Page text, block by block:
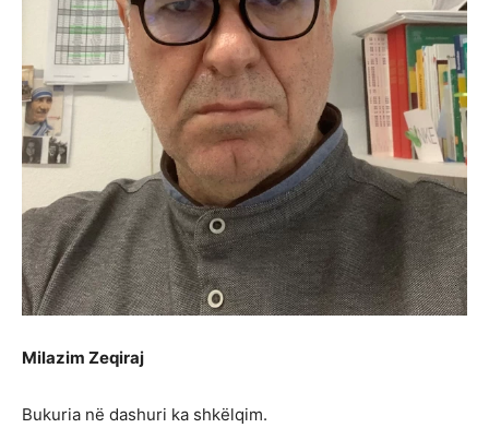
Milazim Zeqiraj
Bukuria në dashuri ka shkëlqim.